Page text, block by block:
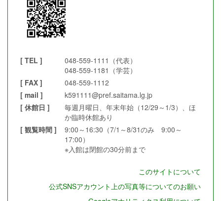
[ TEL ]
048-559-1111（代表）
048-559-1181（学芸）
[ FAX ]
048-559-1112
[ mail ]
k591111@pref.saitama.lg.jp
[ 休館日 ]
毎週月曜日、年末年始（12/29～1/3）、ほ
か臨時休館あり
[ 観覧時間 ]
9:00～16:30（7/1～8/31のみ 9:00～
17:00）
※入館は閉館の30分前まで
このサイトについて
公式SNSアカウント上の写真等についてのお願い